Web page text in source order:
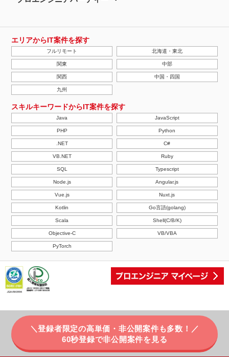
エリアからIT案件を探す
フルリモート 北海道・東北
関東 中部
関西 中国・四国
九州
スキルキーワードからIT案件を探す
Java JavaScript
PHP Python
.NET C#
VB.NET Ruby
SQL Typescript
Node.js Angular.js
Vue.js Nuxt.js
Kotlin Go言語(golang)
Scala Shell(C/B/K)
Objective-C VB/VBA
PyTorch
© PE-BANK, Inc. All Rights Reserved.
＼登録者限定の高単価・非公開案件も多数！／
60秒登録で非公開案件を見る